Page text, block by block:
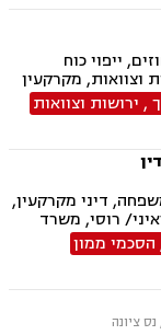
ייפוי כוח
וצוואות, מקרקעין
מסחרי, הסכמי , ירושות וצוואות
דיני מקרקעין,
רוסי, משרד
לדין הזר
הסכמי ממון